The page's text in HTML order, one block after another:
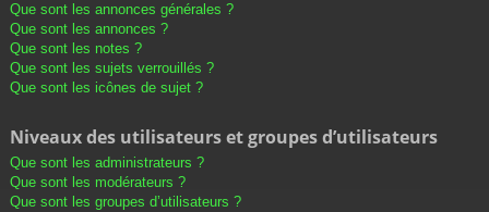
Que sont les annonces générales ?
Que sont les annonces ?
Que sont les notes ?
Que sont les sujets verrouillés ?
Que sont les icônes de sujet ?
Niveaux des utilisateurs et groupes d’utilisateurs
Que sont les administrateurs ?
Que sont les modérateurs ?
Que sont les groupes d’utilisateurs ?